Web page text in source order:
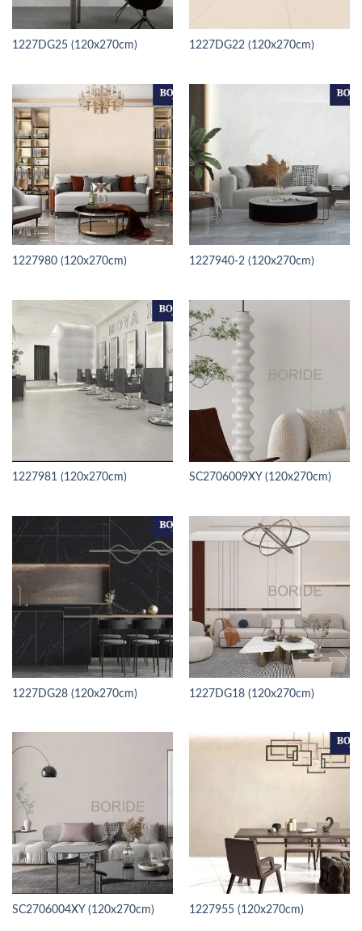
1227DG25 (120x270cm) 1227DG22 (120x270cm)
1227980 (120x270cm) 1227940-2 (120x270cm)
1227981 (120x270cm) SC2706009XY (120x270cm)
1227DG28 (120x270cm) 1227DG18 (120x270cm)
SC2706004XY (120x270cm) 1227955 (120x270cm)